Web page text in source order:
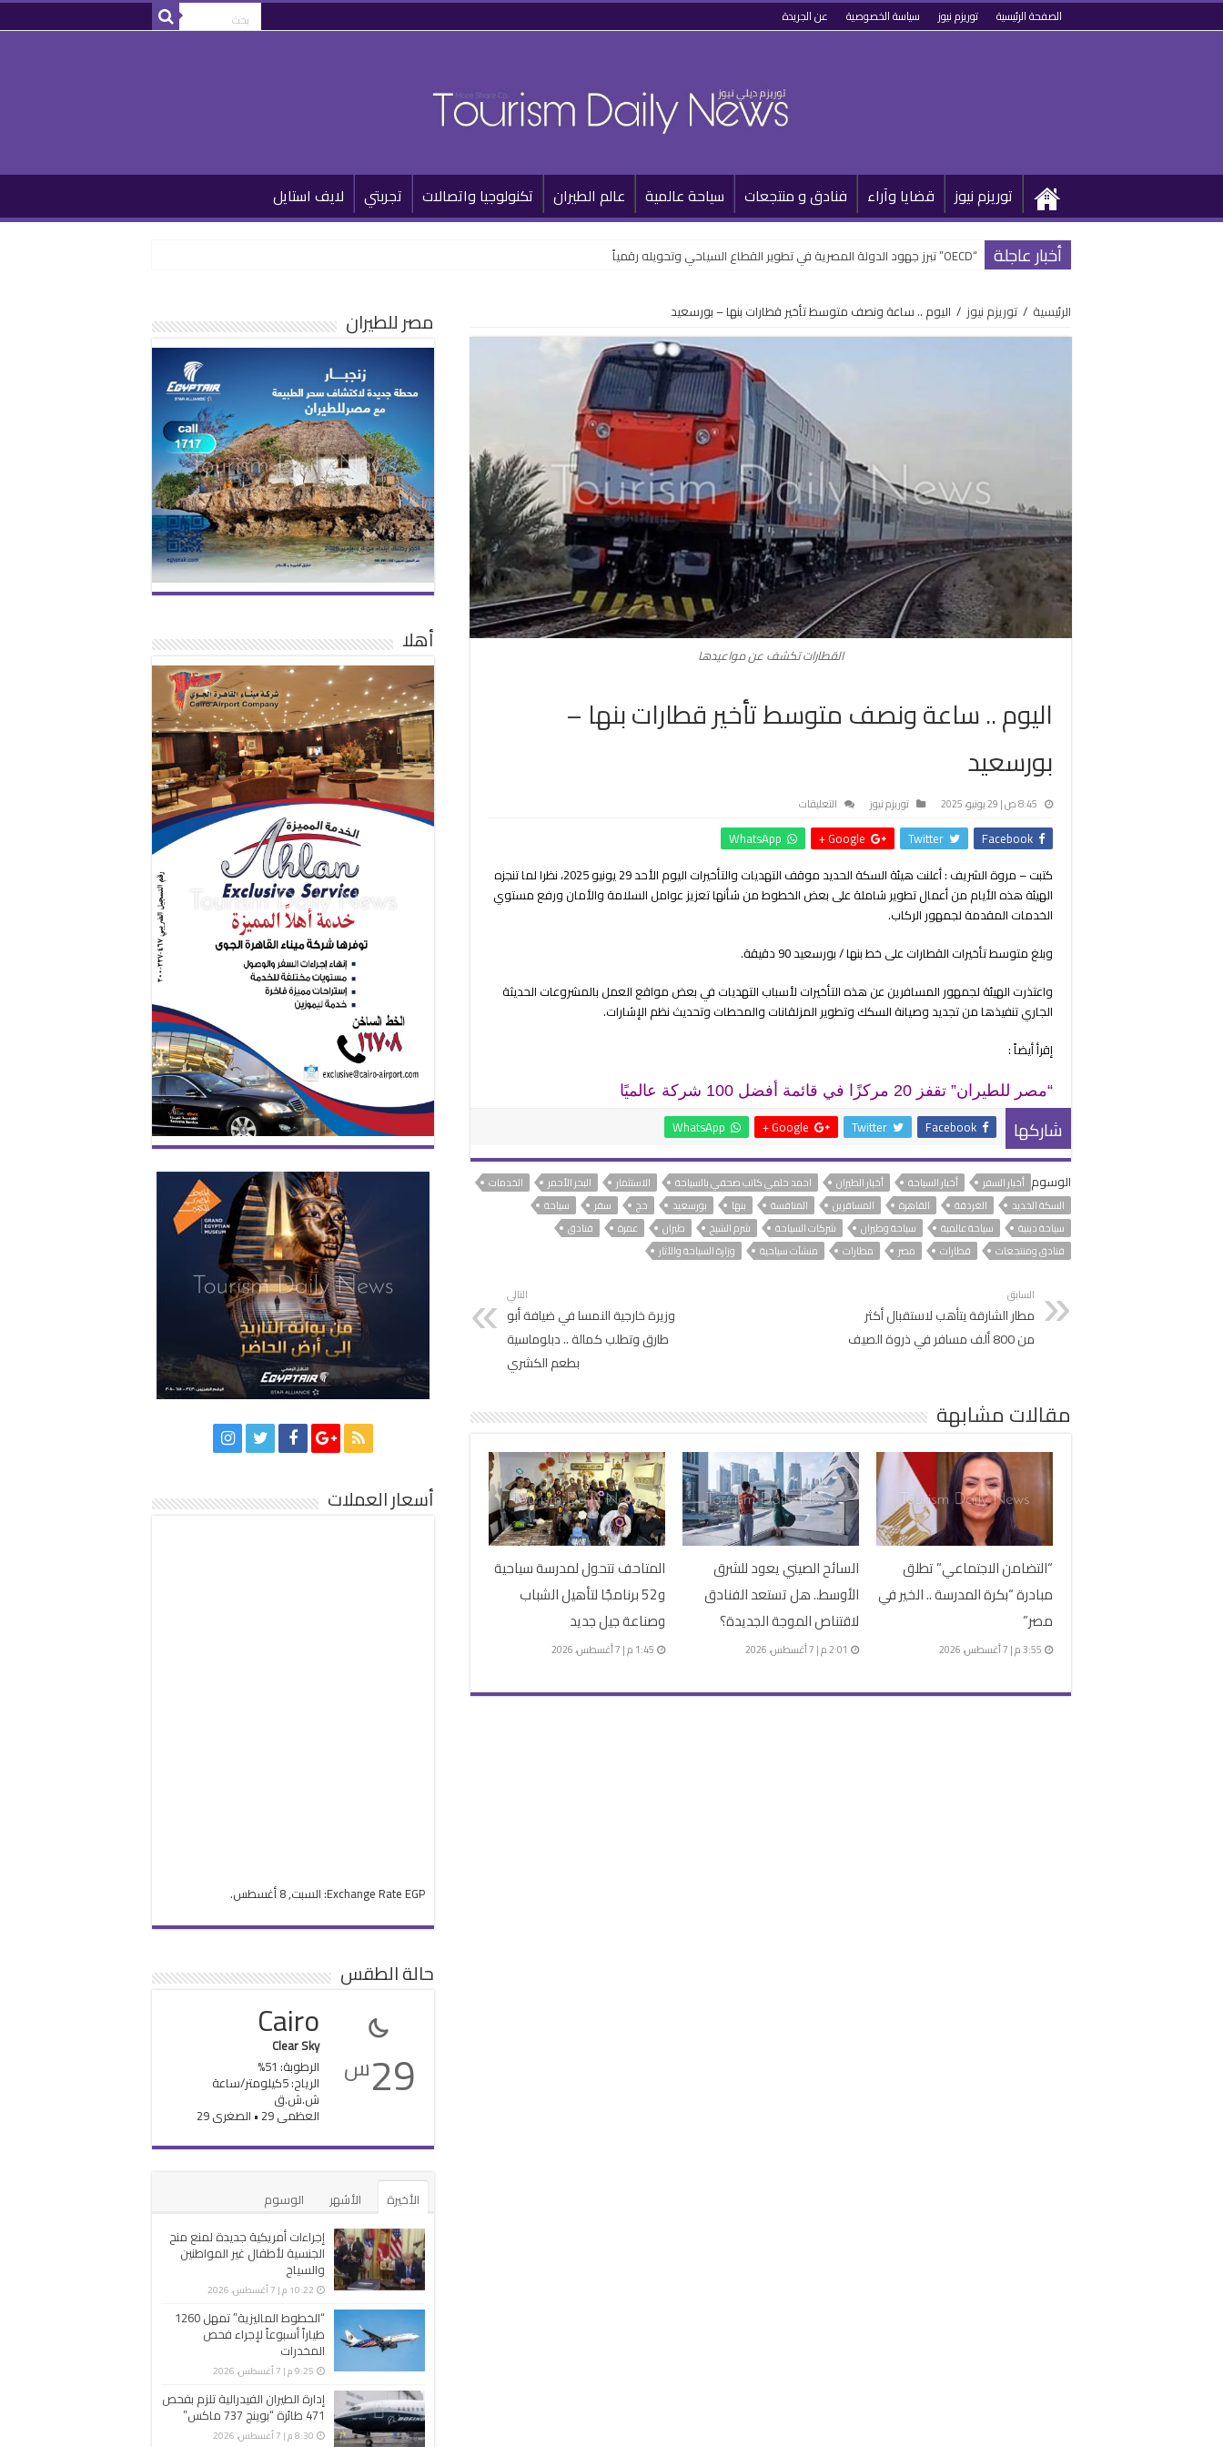
الصفحة الرئيسية توريزم نيوز سياسة الخصوصية عن الجريدة
توريزم نيوز قضايا وآراء فنادق و منتجعات سياحة عالمية عالم الطيران تكنولوجيا واتصالات تجربتي لايف استايل
أخبار عاجلة “OECD” تبرز جهود الدولة المصرية في تطوير القطاع السياحي وتحويله رقمياً
الرئيسية / توريزم نيوز / اليوم .. ساعة ونصف متوسط تأخير قطارات بنها – بورسعيد
القطارات تكشف عن مواعيدها
اليوم .. ساعة ونصف متوسط تأخير قطارات بنها –
بورسعيد
8:45 ص | 29 يونيو، 2025 توريزم نيوز التعليقات
..
ونصف
متوسط
بنها
بورسعيد
مغلقة
Facebook
Twitter
Google +
WhatsApp
كتبت – مروة الشريف : أعلنت هيئة السكة الحديد موقف التهديات والتأخيرات اليوم الأحد 29 يونيو 2025، نظرا لما تنجزه
الهيئة هذه الأيام من أعمال تطوير شاملة على بعض الخطوط من شأنها تعزيز عوامل السلامة والأمان ورفع مستوي
الخدمات المقدمة لجمهور الركاب.
وبلغ متوسط تأخيرات القطارات على خط بنها / بورسعيد 90 دقيقة.
واعتذرت الهيئة لجمهور المسافرين عن هذه التأخيرات لأسباب التهديات في بعض مواقع العمل بالمشروعات الحديثة
الجاري تنفيذها من تجديد وصيانة السكك وتطوير المزلقانات والمحطات وتحديث نظم الإشارات.
إقرأ أيضاً :
“مصر للطيران” تقفز 20 مركزًا في قائمة أفضل 100 شركة عالميًا
شاركها Facebook
Twitter
Google +
WhatsApp
الوسوم أخبار السفر أخبار السياحة أخبار الطيران احمد حلمي كاتب صحفي بالسياحة الاستثمار البحر الأحمر
الخدمات
السكة الحديد
الغردقة القاهرة المسافرين المنافسة بنها بورسعيد حج سفر
سياحة
سياحة دينية
سياحة عالمية سياحة وطيران شركات السياحة شرم الشيخ طيران عمرة
فنادق
فنادق ومنتجعات
قطارات مصر مطارات منشآت سياحية وزارة السياحة والآثار
السابق
مطار الشارقة يتأهب لاستقبال أكثر
من 800 ألف مسافر في ذروة الصيف
التالي
وزيرة خارجية النمسا في ضيافة أبو
طارق وتطلب كمالة .. دبلوماسية
بطعم الكشري
مقالات مشابهة
“التضامن الاجتماعي” تطلق
مبادرة “بكرة المدرسة .. الخير في
مصر”
3:55 م | 7 أغسطس، 2026
السائح الصيني يعود للشرق
الأوسط.. هل تستعد الفنادق
لاقتناص الموجة الجديدة؟
2:01 م | 7 أغسطس، 2026
المتاحف تتحول لمدرسة سياحية
و52 برنامجًا لتأهيل الشباب
وصناعة جيل جديد
1:45 م | 7 أغسطس، 2026
مصر للطيران
أهلا
أسعار العملات
Exchange Rate EGP : السبت, 8 أغسطس.
حالة الطقس
29س
Cairo
Clear Sky
الرطوبة: 51%
الرياح: 5كيلومتر/ساعة
ش.ش.ق‎
العظمى 29 • الصغرى 29
الأخيرة الأشهر
الوسوم
إجراءات أمريكية جديدة لمنع منح
الجنسية لأطفال غير المواطنين
والسياح
10:22 م | 7 أغسطس، 2026
“الخطوط الماليزية” تمهل 1260
طياراً أسبوعاً لإجراء فحص
المخدرات
9:25 م | 7 أغسطس، 2026
إدارة الطيران الفيدرالية تلزم بفحص
471 طائرة “بوينج 737 ماكس”
8:30 م | 7 أغسطس، 2026